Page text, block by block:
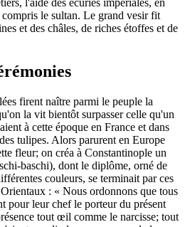
l'aide des écuries impériales, en
le sultan. Le grand vesir fit
et des châles, de riches étoffes et de
firent naître parmi le peuple la
la vit bientôt surpasser celle qu'un
à cette époque en France et dans
tulipes. Alors parurent en Europe
fleur; on créa à Constantinople un
baschi), dont le diplôme, orné de
couleurs, se terminait par ces
: « Nous ordonnons que tous
pour leur chef le porteur du présent
tout œil comme le narcisse; tout